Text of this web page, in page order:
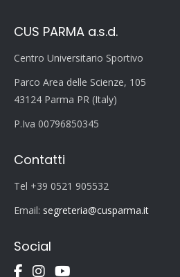
CUS PARMA a.s.d.
Centro Universitario Sportivo
Parco Area delle Scienze, 105
43124 Parma PR (Italy)
P.Iva 00796850345
Contatti
Tel +39 0521 905532
Email: segreteria@cusparma.it
Social